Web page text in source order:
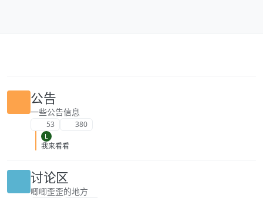
公告
一些公告信息
53 380
L
我来看看
讨论区
唧唧歪歪的地方